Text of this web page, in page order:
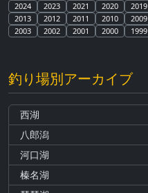
2024 2023 2021 2020 2019
2013
2012 2011 2010 2009
2003
2002 2001 2000 1999
釣り場別アーカイブ
西湖
八郎潟
河口湖
榛名湖